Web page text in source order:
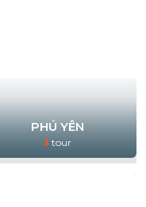
PHÚ YÊN
3 tour